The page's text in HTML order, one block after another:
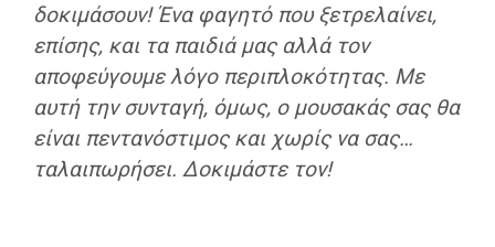
δοκιμάσουν! Ένα φαγητό που ξετρελαίνει,
επίσης, και τα παιδιά μας αλλά τον
αποφεύγουμε λόγο περιπλοκότητας. Με
αυτή την συνταγή, όμως, ο μουσακάς σας θα
είναι πεντανόστιμος και χωρίς να σας…
ταλαιπωρήσει. Δοκιμάστε τον!